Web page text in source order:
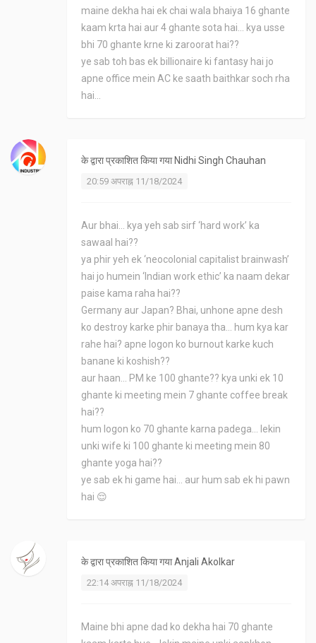
maine dekha hai ek chai wala bhaiya 16 ghante
kaam krta hai aur 4 ghante sota hai... kya usse
bhi 70 ghante krne ki zaroorat hai??
ye sab toh bas ek billionaire ki fantasy hai jo
apne office mein AC ke saath baithkar soch rha
hai...
के द्वारा प्रकाशित किया गया Nidhi Singh Chauhan
20:59 अपराह्न 11/18/2024
Aur bhai... kya yeh sab sirf ‘hard work’ ka
sawaal hai??
ya phir yeh ek ‘neocolonial capitalist brainwash’
hai jo humein ‘Indian work ethic’ ka naam dekar
paise kama raha hai??
Germany aur Japan? Bhai, unhone apne desh
ko destroy karke phir banaya tha... hum kya kar
rahe hai? apne logon ko burnout karke kuch
banane ki koshish??
aur haan... PM ke 100 ghante?? kya unki ek 10
ghante ki meeting mein 7 ghante coffee break
hai??
hum logon ko 70 ghante karna padega... lekin
unki wife ki 100 ghante ki meeting mein 80
ghante yoga hai??
ye sab ek hi game hai... aur hum sab ek hi pawn
hai 😌
के द्वारा प्रकाशित किया गयाAnjali Akolkar
22:14 अपराह्न 11/18/2024
Maine bhi apne dad ko dekha hai 70 ghante